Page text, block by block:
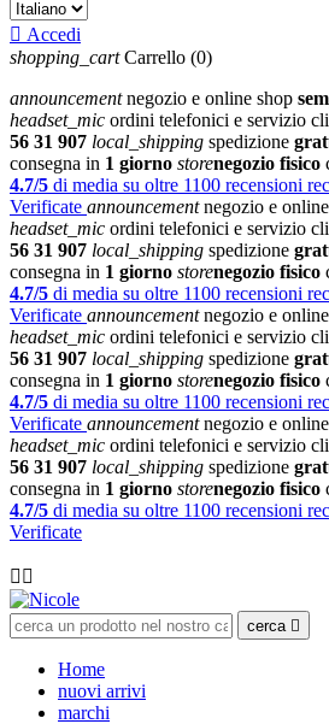
 Accedi
shopping_cart Carrello (0)
announcementnegozio e online shop
headset_mic ordini telefonici e servizio
56 31 907 local_shipping spedizione
consegna in 1 giorno storenegozio fisico
4.7/5 di media su oltre 1100 recensioni
Verificate announcementnegozio e
headset_mic ordini telefonici e servizio
56 31 907 local_shipping spedizione
consegna in 1 giorno storenegozio fisico
4.7/5 di media su oltre 1100 recensioni
Verificate announcementnegozio e
headset_mic ordini telefonici e servizio
56 31 907 local_shipping spedizione
consegna in 1 giorno storenegozio fisico
4.7/5 di media su oltre 1100 recensioni
Verificate announcementnegozio e
headset_mic ordini telefonici e servizio
56 31 907 local_shipping spedizione
consegna in 1 giorno storenegozio fisico
4.7/5 di media su oltre 1100 recensioni
Verificate

cerca 
Home
nuovi arrivi
marchi